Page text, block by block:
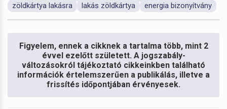
zöldkártya lakásra
lakás zöldkártya energia bizonyítvány
Figyelem, ennek a cikknek a tartalma több, mint 2
évvel ezelőtt született. A jogszabály-
változásokról tájékoztató cikkeinkben található
információk értelemszerűen a publikálás, illetve a
frissítés időpontjában érvényesek.